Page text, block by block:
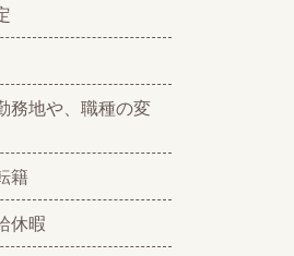
務地や、職種の変
籍
休暇